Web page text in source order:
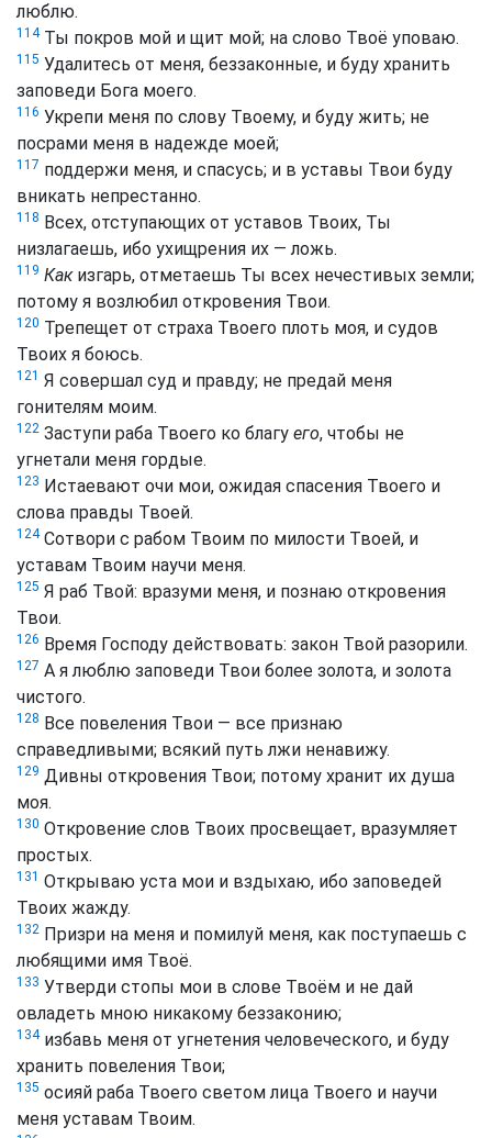
люблю.
114Ты покров мой и щит мой; на слово Твоё уповаю.
115 Удалитесь от меня, беззаконные, и буду хранить
заповеди Бога моего.
116 Укрепи меня по слову Твоему, и буду жить; не
посрами меня в надежде моей;
117 поддержи меня, и спасусь; и в уставы Твои буду
вникать непрестанно.
118 Всех, отступающих от уставов Твоих, Ты
низлагаешь, ибо ухищрения их — ложь.
119 Какизгарь, отметаешь Ты всех нечестивых земли;
потому я возлюбил откровения Твои.
120 Трепещет от страха Твоего плоть моя, и судов
Твоих я боюсь.
121 Я совершал суд и правду; не предай меня
гонителям моим.
122 Заступи раба Твоего ко благу его, чтобы не
угнетали меня гордые.
123 Истаевают очи мои, ожидая спасения Твоего и
слова правды Твоей.
124Сотвори с рабом Твоим по милости Твоей, и
уставам Твоим научи меня.
125 Я раб Твой: вразуми меня, и познаю откровения
Твои.
126 Время Господу действовать: закон Твой разорили.
127 А я люблю заповеди Твои более золота, и золота
чистого.
128 Все повеления Твои — все признаю
справедливыми; всякий путь лжи ненавижу.
129 Дивны откровения Твои; потому хранит их душа
моя.
130 Откровение слов Твоих просвещает, вразумляет
простых.
131 Открываю уста мои и вздыхаю, ибо заповедей
Твоих жажду.
132 Призри на меня и помилуй меня, как поступаешь с
любящими имя Твоё.
133 Утверди стопы мои в слове Твоём и не дай
овладеть мною никакому беззаконию;
134избавь меня от угнетения человеческого, и буду
хранить повеления Твои;
135 осияй раба Твоего светом лица Твоего и научи
меня уставам Твоим.